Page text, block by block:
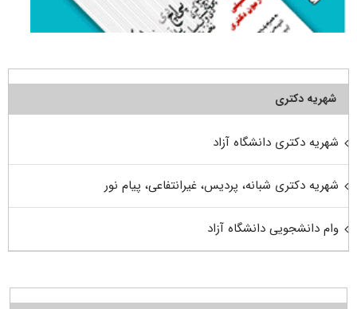
شهریه دکتری
شهریه دکتری دانشگاه آزاد
شهریه دکتری شبانه، پردیس، غیرانتفاعی، پیام نور
وام دانشجویی دانشگاه آزاد